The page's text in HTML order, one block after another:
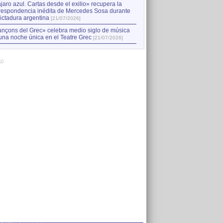
azul. Cartas desde el exilio» recupera la
inédita de Mercedes Sosa durante
argentina [21/07/2026]
del Grec» celebra medio siglo de música
noche única en el Teatre Grec [21/07/2026]